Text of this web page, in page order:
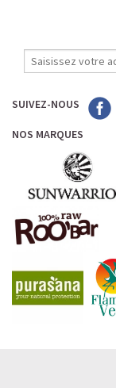
LA FRAÎCHEUR
Le matcha, ce
tout en
SUIVEZ-NOUS
NOS MARQUES